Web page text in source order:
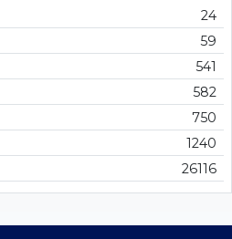
24
59
541
582
750
1240
26116